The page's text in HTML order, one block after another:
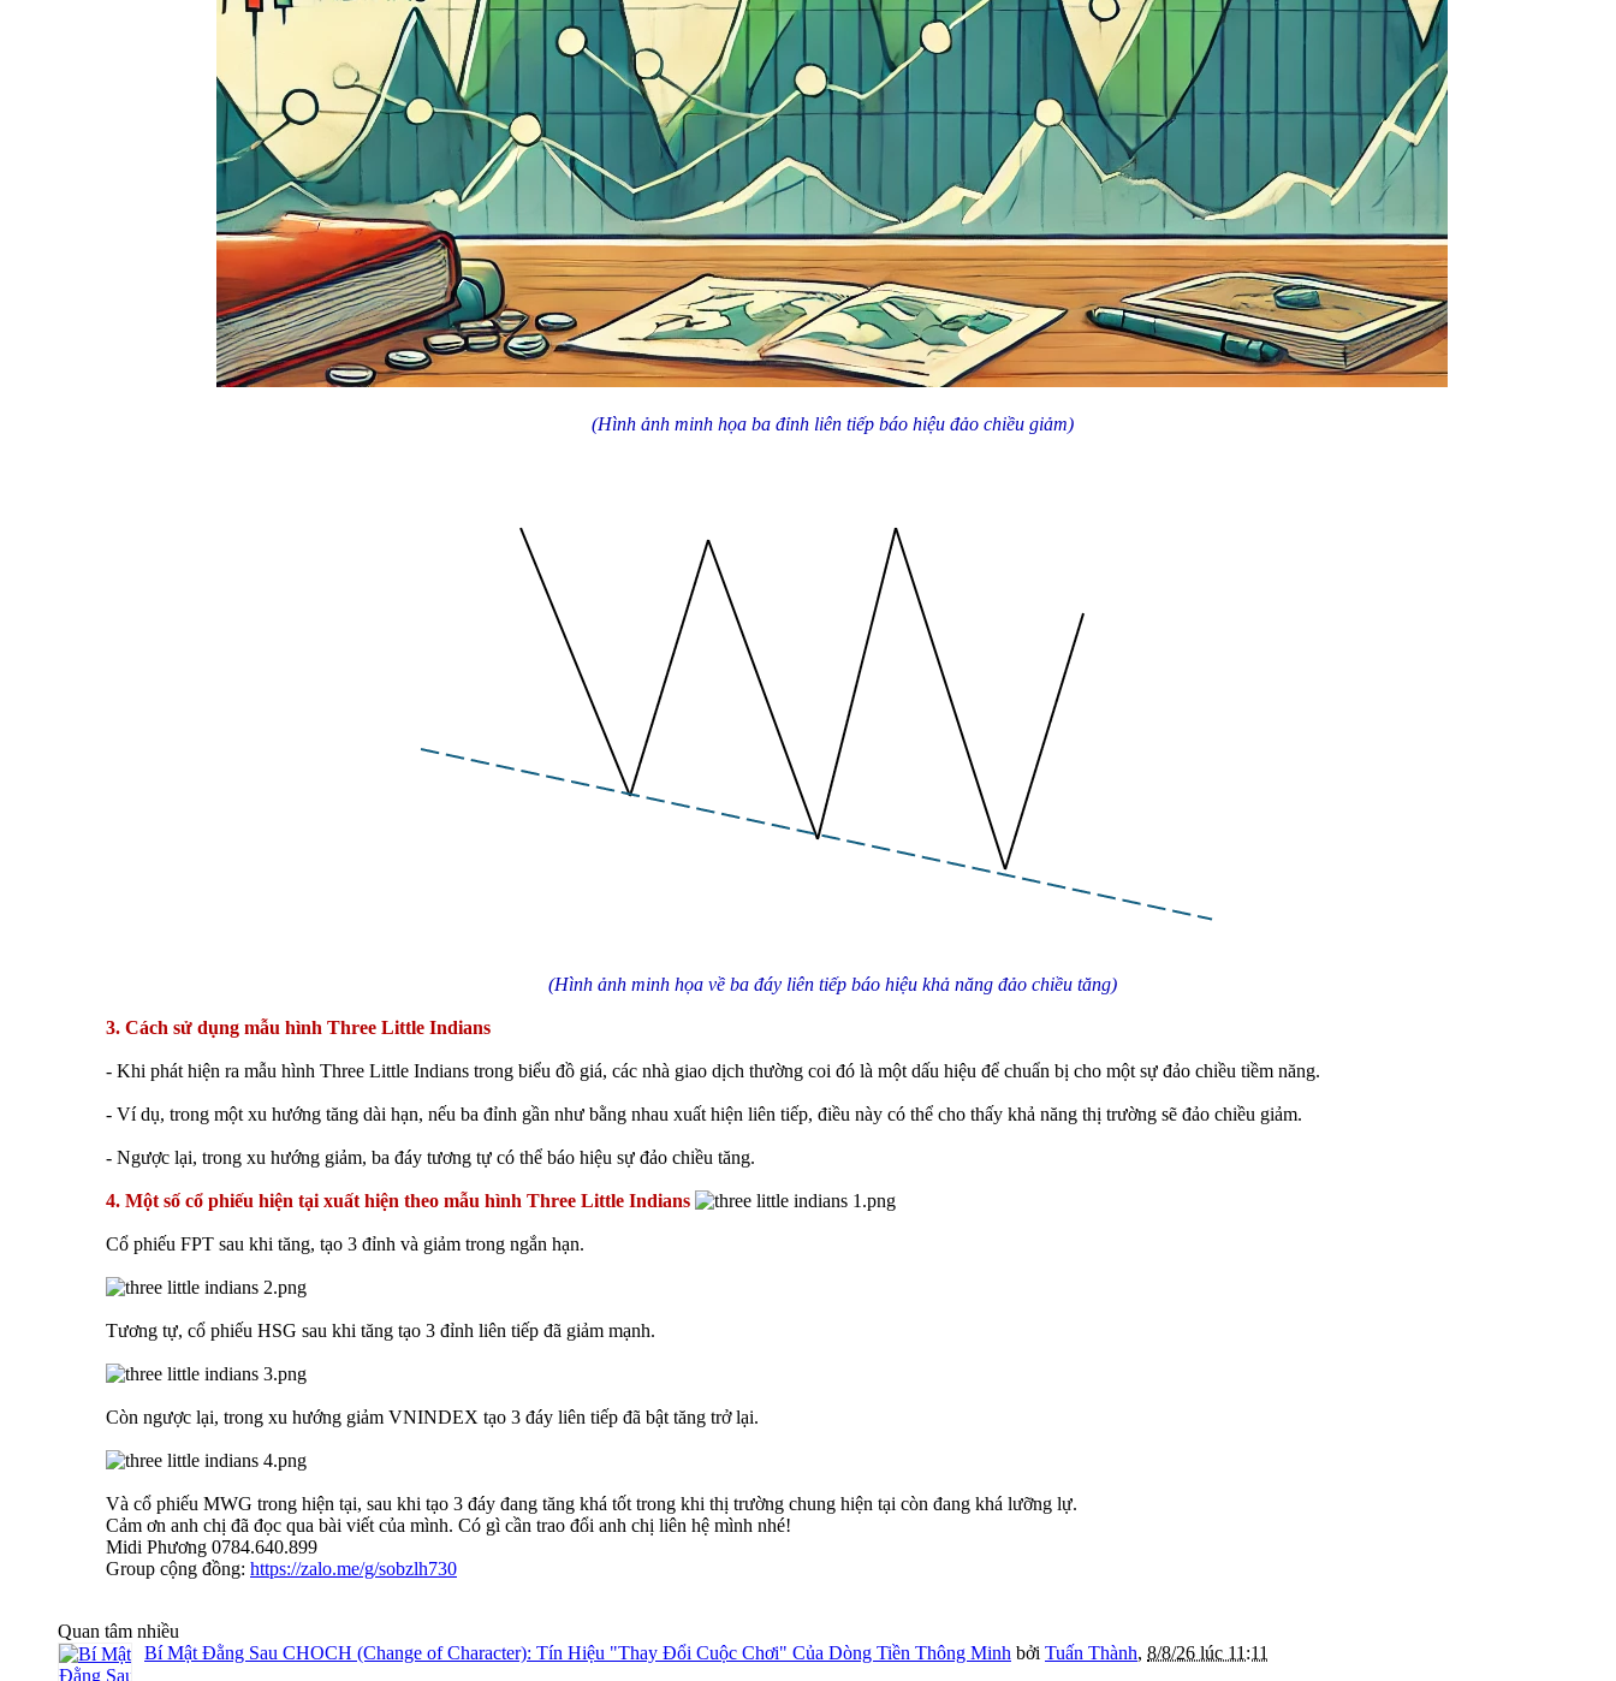
(Hình ảnh minh họa ba đỉnh liên tiếp báo hiệu đảo chiều giảm)
(Hình ảnh minh họa về ba đáy liên tiếp báo hiệu khả năng đảo chiều tăng)
3. Cách sử dụng mẫu hình Three Little Indians
- Khi phát hiện ra mẫu hình Three Little Indians trong biểu đồ giá, các nhà giao dịch thường coi đó là một dấu hiệu để chuẩn bị cho một sự đảo chiều tiềm năng.
- Ví dụ, trong một xu hướng tăng dài hạn, nếu ba đỉnh gần như bằng nhau xuất hiện liên tiếp, điều này có thể cho thấy khả năng thị trường sẽ đảo chiều giảm.
- Ngược lại, trong xu hướng giảm, ba đáy tương tự có thể báo hiệu sự đảo chiều tăng.
4. Một số cổ phiếu hiện tại xuất hiện theo mẫu hình Three Little Indians
Cổ phiếu FPT sau khi tăng, tạo 3 đỉnh và giảm trong ngắn hạn.
Tương tự, cổ phiếu HSG sau khi tăng tạo 3 đỉnh liên tiếp đã giảm mạnh.
Còn ngược lại, trong xu hướng giảm VNINDEX tạo 3 đáy liên tiếp đã bật tăng trở lại.
Và cổ phiếu MWG trong hiện tại, sau khi tạo 3 đáy đang tăng khá tốt trong khi thị trường chung hiện tại còn đang khá lưỡng lự.
Cảm ơn anh chị đã đọc qua bài viết của mình. Có gì cần trao đổi anh chị liên hệ mình nhé!
Midi Phương 0784.640.899
Group cộng đồng: https://zalo.me/g/sobzlh730
Quan tâm nhiều
Bí Mật Đằng Sau CHOCH (Change of Character): Tín Hiệu "Thay Đổi Cuộc Chơi" Của Dòng Tiền Thông Minh bởi Tuấn Thành, 8/8/26 lúc 11:11